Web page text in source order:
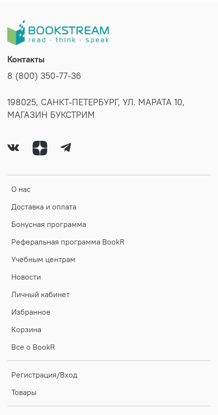
О нас
Доставка и оплата
Бонусная программа
Реферальная программа BookR
Учебным центрам
Новости
Личный кабинет
Избранное
Корзина
Все о BookR
Регистрация/Вход
Товары
Контакты
8 (800) 350-77-36
198025, САНКТ-ПЕТЕРБУРГ, УЛ. МАРАТА 10,
МАГАЗИН БУКСТРИМ